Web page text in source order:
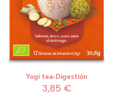
Yogi tea-Digestión
3,85 €